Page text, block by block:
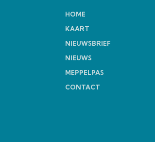
HOME
KAART
NIEUWSBRIEF
NIEUWS
MEPPELPAS
CONTACT